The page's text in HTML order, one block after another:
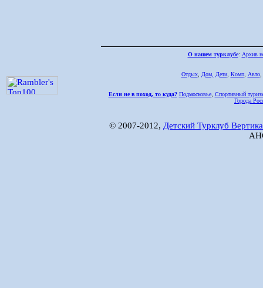
О нашем турклубе: Архив
Отдых, Дом, Дети, Комп, Авто,
Если не в поход, то куда? Подмосковье, Спортивный
Города
© 2007-2012, Детский Турклуб